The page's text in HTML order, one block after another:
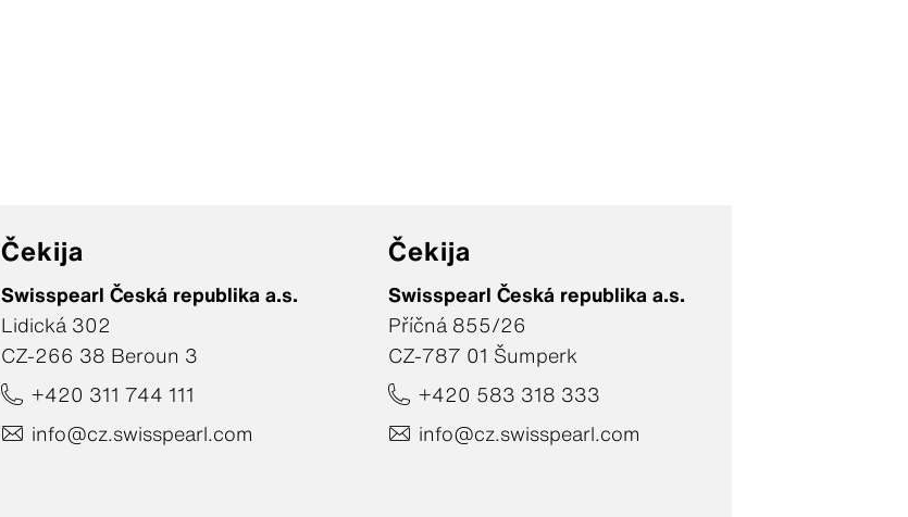
Čekija
Swisspearl Česká republika a.s.
Lidická 302
CZ-266 38 Beroun 3
+420 311 744 111
info@cz.swisspearl.com
Čekija
Swisspearl Česká republika a.s.
Příčná 855/26
CZ-787 01 Šumperk
+420 583 318 333
info@cz.swisspearl.com